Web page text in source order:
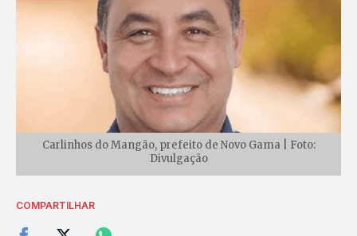
Carlinhos do Mangão, prefeito de Novo Gama | Foto:
Divulgação
COMPARTILHAR